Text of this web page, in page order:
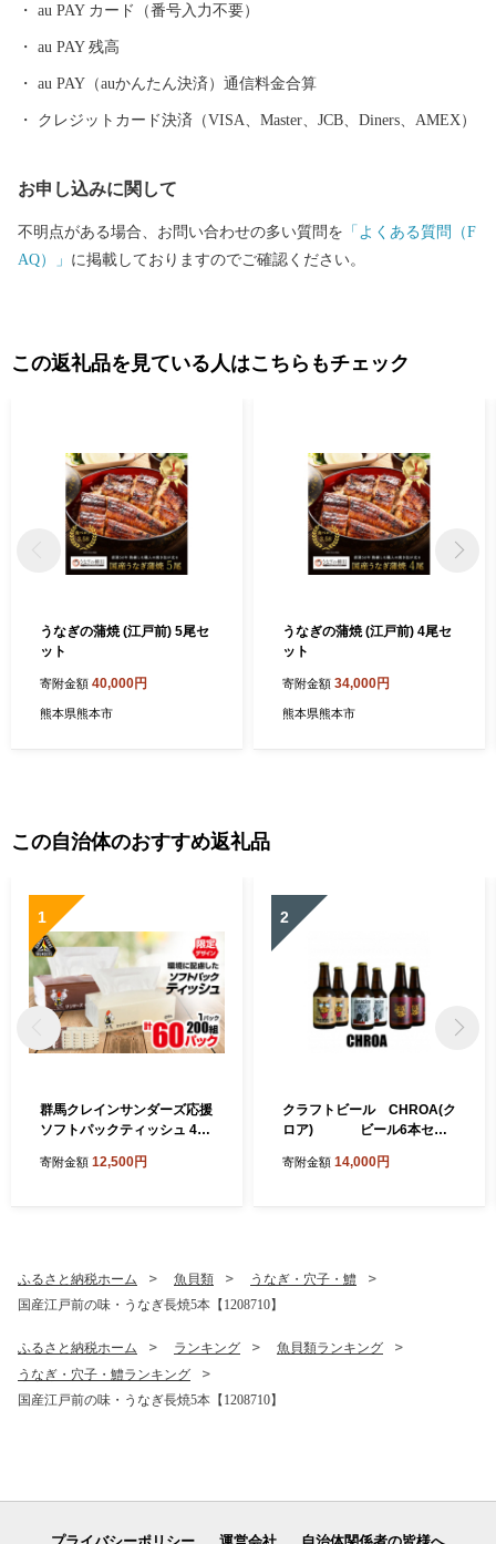
au PAY カード（番号入力不要）
au PAY 残高
au PAY（auかんたん決済）通信料金合算
クレジットカード決済（VISA、Master、JCB、Diners、AMEX）
お申し込みに関して
不明点がある場合、お問い合わせの多い質問を 「よくある質問（F
AQ）」 に掲載しておりますのでご確認ください。
この返礼品を見ている人はこちらもチェック
うなぎの蒲焼 (江戸前) 5尾セ
ット
寄附金額 40,000円
熊本県熊本市
うなぎの蒲焼 (江戸前) 4尾セ
ット
寄附金額 34,000円
熊本県熊本市
この自治体のおすすめ返礼品
1
群馬クレインサンダーズ応援
ソフトパックティッシュ 400
シュ ペーパー まとめ買い 消
寄附金額 12,500円
2
クラフトビール CHROA(ク
ロア) ビール6本セッ
寄附金額 14,000円
ふるさと納税ホーム 魚貝類
うなぎ・穴子・鱧
国産江戸前の味・うなぎ長焼5本【1208710】
ふるさと納税ホーム ランキング
魚貝類ランキング
うなぎ・穴子・鱧ランキング
国産江戸前の味・うなぎ長焼5本【1208710】